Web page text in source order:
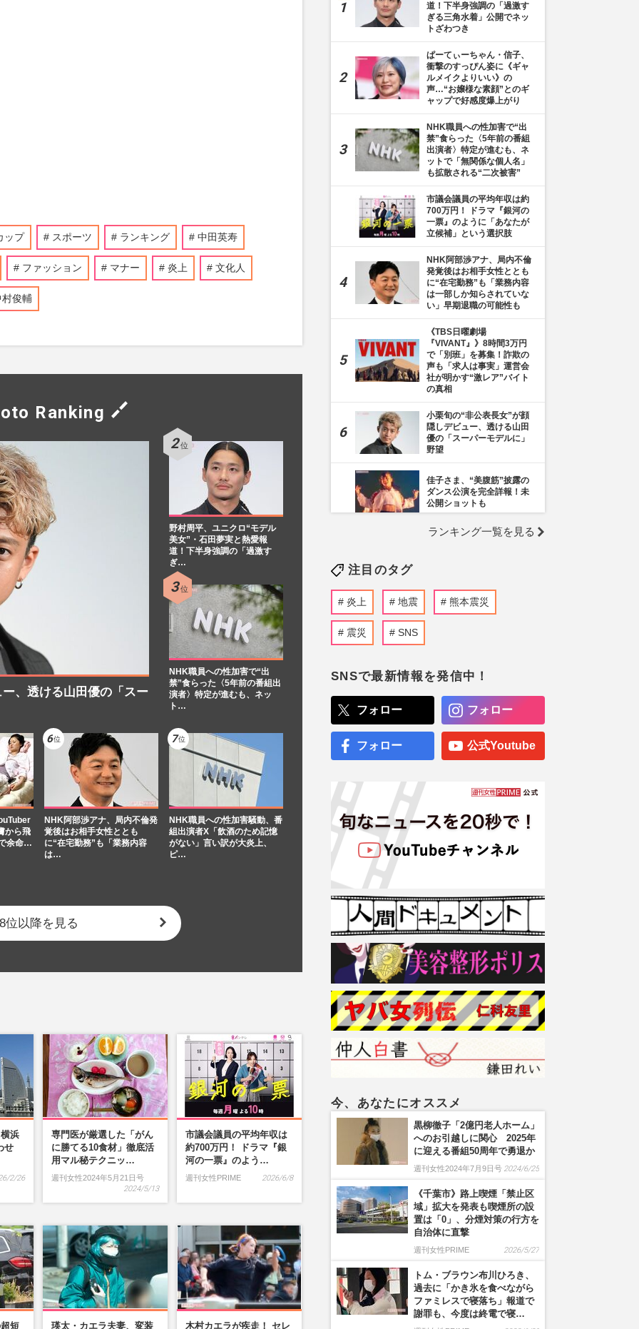
ップ スポーツ ランキング 中田英寿
ファッション マナー 炎上 文化人
村俊輔
Ranking
、透ける山田優の「スー
野村周平、ユニクロ“モデル
美女”・石田夢実と熱愛報
道！下半身強調の「過激す
ぎ…
NHK職員への性加害で“出
禁”食らった〈5年前の番組出
演者〉特定が進むも、ネッ
ト…
から飛
余命…
NHK阿部渉アナ、局内不倫発
覚後はお相手女性ととも
に“在宅勤務”も「業務内容
は…
NHK職員への性加害騒動、番
組出演者X「飲酒のため記憶
がない」言い訳が大炎上、
ピ…
位以降を見る
浜
せ
2/26
専門医が厳選した「がん
に勝てる10食材」徹底活
用マル秘テクニッ…
週刊女性2024年5月21日号
2024/5/13
市議会議員の平均年収は
約700万円！ ドラマ『銀
河の一票』のよう…
週刊女性PRIME 2026/6/8
短
瑛太・カエラ夫妻、変装
木村カエラが疾走！ セレ
道！下半身強調の「過激す
ぎる三角水着」公開でネッ
トざわつき
ぱーてぃーちゃん・信子、
衝撃のすっぴん姿に《ギャ
ルメイクよりいい》の
声…“お嬢様な素顔”とのギ
ャップで好感度爆上がり
NHK職員への性加害で“出
禁”食らった〈5年前の番組
出演者〉特定が進むも、ネ
ットで「無関係な個人名」
も拡散される“二次被害”
市議会議員の平均年収は約
700万円！ ドラマ『銀河の
一票』のように「あなたが
立候補」という選択肢
NHK阿部渉アナ、局内不倫
発覚後はお相手女性ととも
に“在宅勤務”も「業務内容
は一部しか知らされていな
い」早期退職の可能性も
《TBS日曜劇場
『VIVANT』》8時間3万円
で「別班」を募集！詐欺の
声も「求人は事実」運営会
社が明かす“激レア”バイト
の真相
小栗旬の“非公表長女”が顔
隠しデビュー、透ける山田
優の「スーパーモデルに」
野望
佳子さま、“美腹筋”披露の
ダンス公演を完全詳報！未
公開ショットも
《千葉市》路上喫煙「禁止
【渡邊渚『透明を満た
す』】読者が関心を寄せた
記事3本「何をされたかわ
福岡県議会の“ドン”蔵内勇
パールは天国だった」震災
無視の不謹慎発言で「地獄
に落ちろ」国民憤慨
趣里主演ドラマ『大空港』
が税関とのコラボポスター
を連想させる“キャッチコピ
勝てる10食材」徹底活用マ
ル秘テクニック、1日10点
【大阪より強引？】横浜
市、’27年花博に合わせ「市
内全域」路上喫煙禁止方針
ン”の現状
故・有賀さつきさん、一周
忌で父がはじめて明かした
本当の「病因」
ランキング一覧を見る
注目のタグ
炎上 地震 熊本震災
震災 SNS
SNSで最新情報を発信中！
フォロー フォロー
フォロー 公式Youtube
今、あなたにオススメ
黒柳徹子「2億円老人ホーム」
へのお引越しに関心 2025年
に迎える番組50周年で勇退か
週刊女性2024年7月9日号 2024/6/25
《千葉市》路上喫煙「禁止区
域」拡大を発表も喫煙所の設
置は「0」、分煙対策の行方を
自治体に直撃
週刊女性PRIME 2026/5/27
トム・ブラウン布川ひろき、
過去に「かき氷を食べながら
ファミレスで寝落ち」報道で
謝罪も、今度は終電で寝…